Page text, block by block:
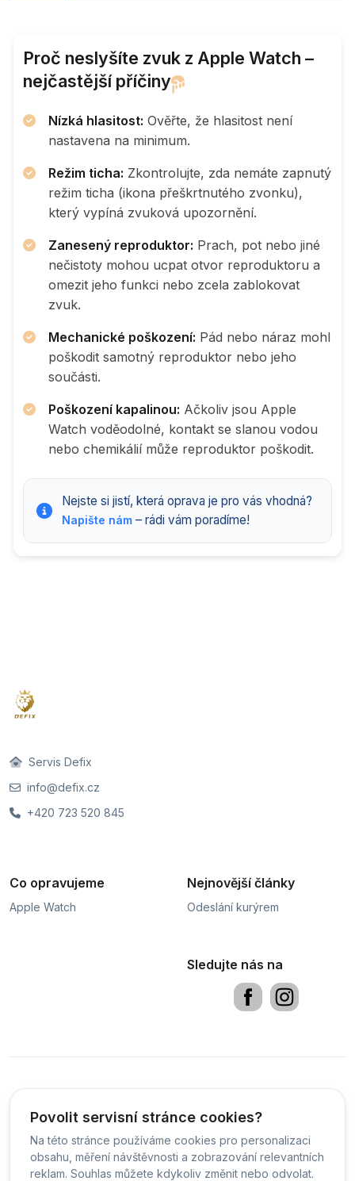
Proč neslyšíte zvuk z Apple Watch –
nejčastější příčiny
Nízká hlasitost: Ověřte, že hlasitost není
nastavena na minimum.
Režim ticha: Zkontrolujte, zda nemáte zapnutý
režim ticha (ikona přeškrtnutého zvonku),
který vypíná zvuková upozornění.
Zanesený reproduktor: Prach, pot nebo jiné
nečistoty mohou ucpat otvor reproduktoru a
omezit jeho funkci nebo zcela zablokovat
zvuk.
Mechanické poškození: Pád nebo náraz mohl
poškodit samotný reproduktor nebo jeho
součásti.
Poškození kapalinou: Ačkoliv jsou Apple
Watch voděodolné, kontakt se slanou vodou
nebo chemikálií může reproduktor poškodit.
Nejste si jistí, která oprava je pro vás vhodná?
Napište nám– rádi vám poradíme!
Povolit servisní stránce cookies?
Na této stránce používáme cookies pro personalizaci
obsahu, měření návštěvnosti a zobrazování relevantních
reklam. Souhlas můžete kdykoliv změnit nebo odvolat.
Servis Defix
info@defix.cz
+420 723 520 845
Co opravujeme
Apple Watch
Nejnovější články
Odeslání kurýrem
Sledujte nás na
Čeština